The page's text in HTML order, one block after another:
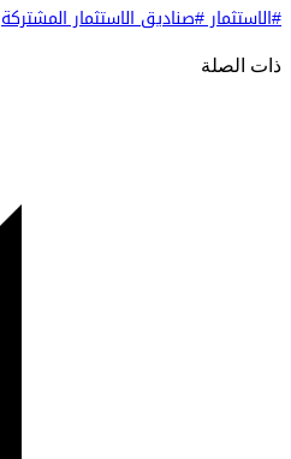
#الاستثمار#صناديق الاستثمار المشتركة
ذات الصلة